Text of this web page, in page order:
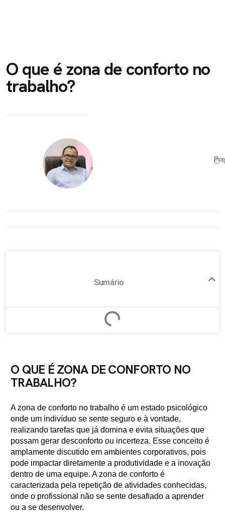
O que é zona de conforto no
trabalho?
⏱
Sumário
O QUE É ZONA DE CONFORTO NO
TRABALHO?
A zona de conforto no trabalho é um estado psicológico
onde um indivíduo se sente seguro e à vontade,
realizando tarefas que já domina e evita situações que
possam gerar desconforto ou incerteza. Esse conceito é
amplamente discutido em ambientes corporativos, pois
pode impactar diretamente a produtividade e a inovação
dentro de uma equipe. A zona de conforto é
caracterizada pela repetição de atividades conhecidas,
onde o profissional não se sente desafiado a aprender
ou a se desenvolver.